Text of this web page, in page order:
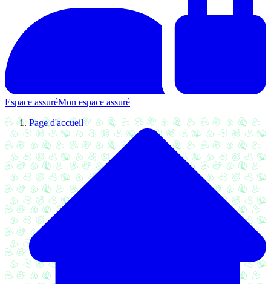
Espace assuréMon espace assuré
Page d'accueil